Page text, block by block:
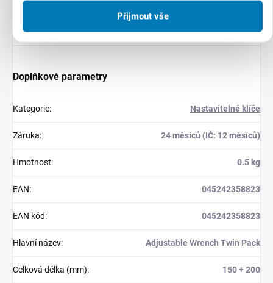
Přijmout vše
Otvor pro zavěšení.
Doplňkové parametry
Kategorie: Nastavitelné klíče
Záruka: 24 měsíců (IČ: 12 měsíců)
Hmotnost: 0.5 kg
EAN: 045242358823
EAN kód: 045242358823
Hlavní název: Adjustable Wrench Twin Pack
Celková délka (mm): 150 + 200